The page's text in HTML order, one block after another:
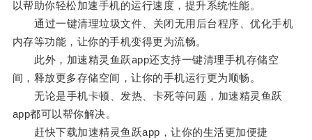
以帮助你轻松加速手机的运行速度，提升系统性能。
通过一键清理垃圾文件、关闭无用后台程序、优化手机
内存等功能，让你的手机变得更为流畅。
此外，加速精灵鱼跃app还支持一键清理手机存储空
间，释放更多存储空间，让你的手机运行更为顺畅。
无论是手机卡顿、发热、卡死等问题，加速精灵鱼跃
app都可以帮你解决。
赶快下载加速精灵鱼跃app，让你的生活更加便捷